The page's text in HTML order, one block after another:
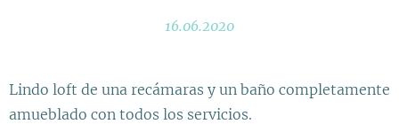
16.06.2020
Lindo loft de una recámaras y un baño completamente
amueblado con todos los servicios.